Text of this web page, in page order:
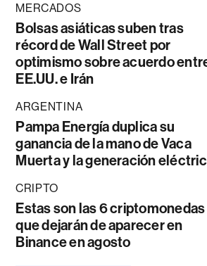
MERCADOS
Bolsas asiáticas suben tras
récord de Wall Street por
optimismo sobre acuerdo
EE.UU. e Irán
ARGENTINA
Pampa Energía duplica su
ganancia de la mano de Vaca
Muerta y la generación
CRIPTO
Estas son las 6 criptomonedas
que dejarán de aparecer en
Binance en agosto